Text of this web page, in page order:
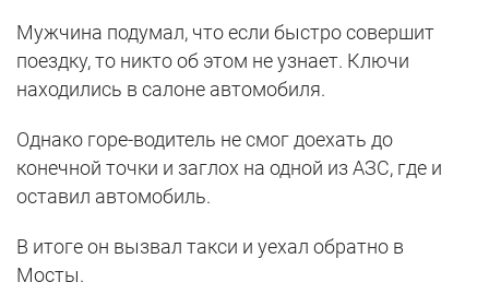
Мужчина подумал, что если быстро совершит
поездку, то никто об этом не узнает. Ключи
находились в салоне автомобиля.
Однако горе-водитель не смог доехать до
конечной точки и заглох на одной из АЗС, где и
оставил автомобиль.
В итоге он вызвал такси и уехал обратно в
Мосты.